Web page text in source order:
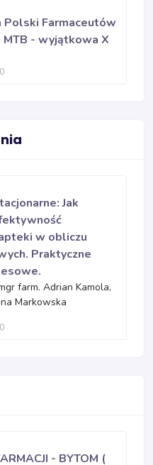
Farmaceutów
- wyjątkowa X
Jak
w obliczu
Praktyczne
farm. Adrian Kamola,
Markowska
- BYTOM (